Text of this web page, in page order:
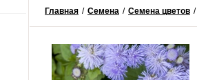
Главная / Семена / Семена цветов /